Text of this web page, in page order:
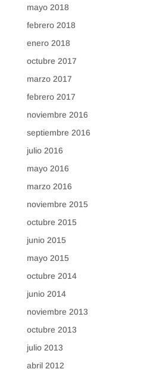
mayo 2018
febrero 2018
enero 2018
octubre 2017
marzo 2017
febrero 2017
noviembre 2016
septiembre 2016
julio 2016
mayo 2016
marzo 2016
noviembre 2015
octubre 2015
junio 2015
mayo 2015
octubre 2014
junio 2014
noviembre 2013
octubre 2013
julio 2013
abril 2012